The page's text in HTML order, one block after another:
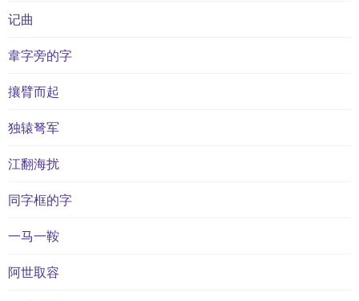
记曲
韋字旁的字
攘臂而起
独辕弩军
江翻海扰
同字框的字
一马一鞍
阿世取容